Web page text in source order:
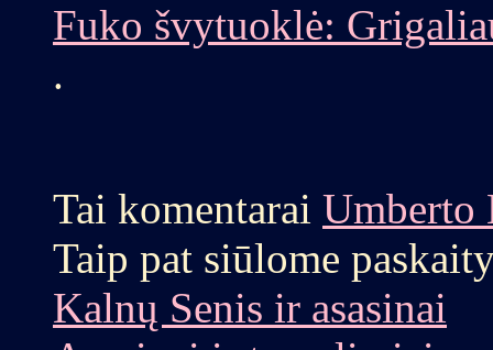
Fuko švytuoklė:
.
Tai komentarai Umberto
Taip pat siūlome
Kalnų Senis ir asasinai